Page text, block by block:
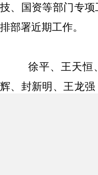
技、国资等部门专
排部署近期工作。
徐平、王天恒
辉、封新明、王龙强